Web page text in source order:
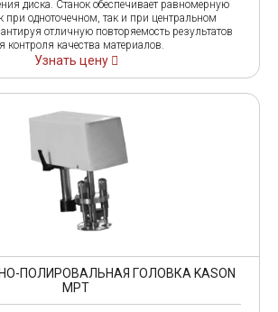
диска. Станок обеспечивает равномерную
при одноточечном, так и при центральном
отличную повторяемость результатов
контроля качества материалов.
Узнать цену
ПОЛИРОВАЛЬНАЯ ГОЛОВКА KASON
MPT